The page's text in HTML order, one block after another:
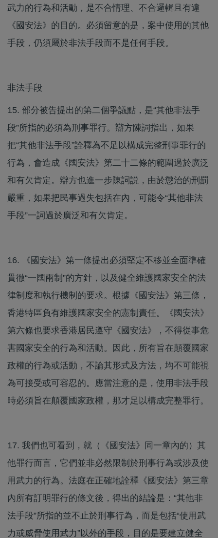
武力的行為和活動，是不合情理、不合邏輯且有違
《國安法》的目的。必須留意的是，案中使用的其他
手段，仍須屬於非法手段而不是任何手段。
非法手段
15. 部分被告提出的第二個爭議點，是“其他非法手
段”所指的必須為刑事罪行。辯方陳詞指出，如果
把“其他非法手段”詮釋為不足以構成完整刑事罪行的
行為，會造成《國安法》第二十二條的範圍過於廣泛
和有欠肯定。辯方也進一步陳詞説，由於懲治的刑罰
嚴重，如果把民事過失包括在內，可能令“其他非法
手段”一詞過於廣泛和有欠肯定。
16. 《國安法》第一條提出必須堅定不移並全面準確
貫徹“一國兩制”的方針，以及健全維護國家安全的法
律制度和執行機制的要求。根據《國安法》第三條，
香港特區負有維護國家安全的憲制責任。《國安法》
第六條也要求香港居民遵守《國安法》，不得從事危
害國家安全的行為和活動。因此，所有旨在顛覆國家
政權的行為或活動，不論其形式及方法，均不可能視
為可接受或可容忍的。應當注意的是，使用非法手段
時必須旨在顛覆國家政權，那才足以構成完整罪行。
17. 我們也可看到，就（《國安法》同一章內的）其
他罪行而言，它們並非必然限制於刑事行為或涉及使
用武力的行為。法庭在正確地詮釋《國安法》第三章
內所有訂明罪行的條文後，得出的結論是：“其他非
法手段”所指的並不止於刑事行為，而是包括“使用武
力或威脅使用武力”以外的手段，目的是要建立健全